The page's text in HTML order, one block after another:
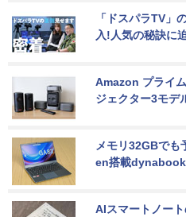
「ドスパラTV」
入!人気の秘訣に
Amazon プライ
ジェクター3モデ
メモリ32GBでも
en搭載dynabook
AIスマートノー